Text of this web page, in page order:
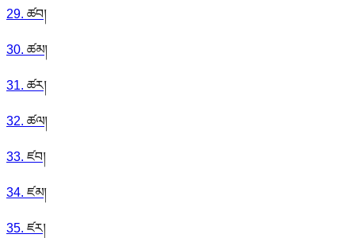
29. ཚབ།
30. ཚམ།
31. ཚར།
32. ཚལ།
33. ཛབ།
34. ཛམ།
35. ཛར།